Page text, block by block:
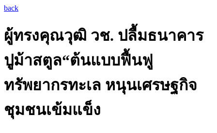
back
ผู้ทรงคุณวุฒิ วช. ปลื้มธนาคาร
ปูม้าสตูล“ต้นแบบฟื้นฟู
ทรัพยากรทะเล หนุนเศรษฐกิจ
ชุมชนเข้มแข็ง